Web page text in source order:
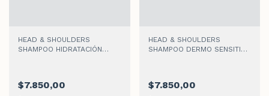
HEAD & SHOULDERS
SHAMPOO HIDRATACIÓN
$7.850,00
HEAD & SHOULDERS
SHAMPOO DERMO SENSITIVE
$7.850,00